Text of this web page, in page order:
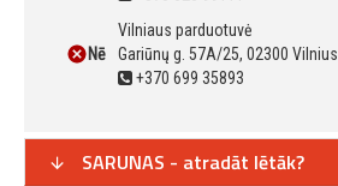
Nē
Vilniaus parduotuvė
Gariūnų g. 57A/25, 02300 Vilnius
+370 699 35893
SARUNAS - atradāt lētāk?